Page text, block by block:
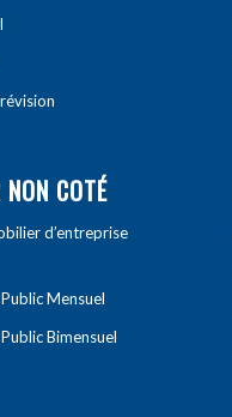
COTÉ
d’entreprise
Mensuel
Bimensuel